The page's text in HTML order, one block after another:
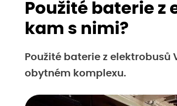
Použité baterie
kam s nimi?
Použité baterie z
obytném komplexu.